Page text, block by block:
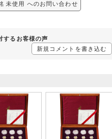
未使用 へのお問い合わせ
するお客様の声
新規コメントを書き込む